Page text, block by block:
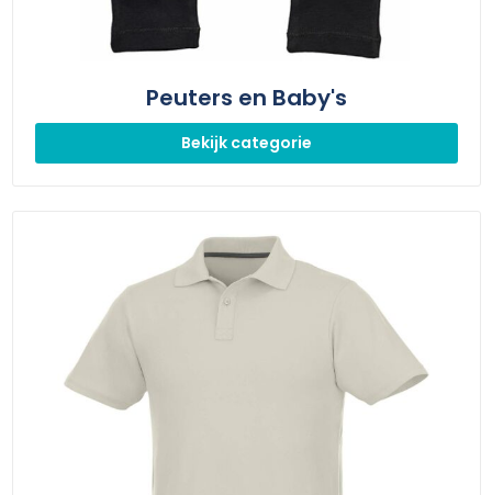
Peuters en Baby's
Bekijk categorie